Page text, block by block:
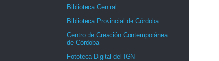
Biblioteca Central
Biblioteca Provincial de Córdoba
Centro de Creación Contemporánea
de Córdoba
Fototeca Digital del IGN